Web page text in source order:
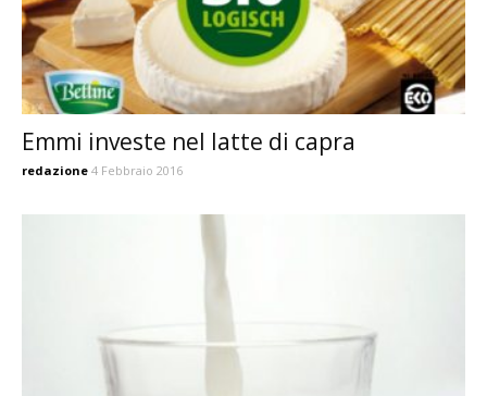
Emmi investe nel latte di capra
redazione 4 Febbraio 2016